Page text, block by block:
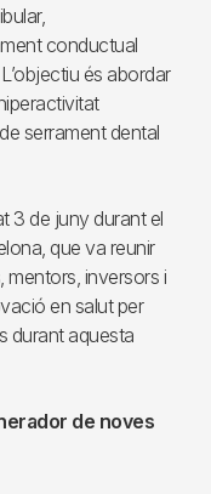
conductual
és abordar
serrament dental
3 de juny durant el
que va reunir
mentors, inversors i
en salut per
durant aquesta
de noves